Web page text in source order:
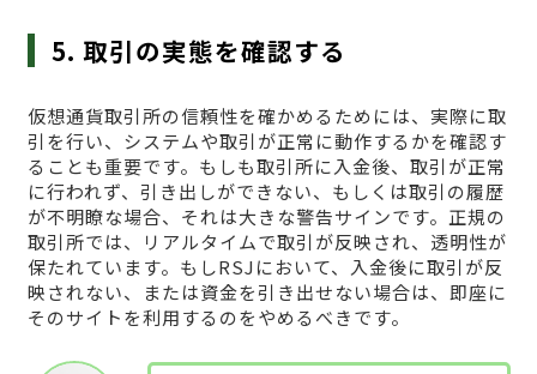
5. 取引の実態を確認する
仮想通貨取引所の信頼性を確かめるためには、実際に取
引を行い、システムや取引が正常に動作するかを確認す
ることも重要です。もしも取引所に入金後、取引が正常
に行われず、引き出しができない、もしくは取引の履歴
が不明瞭な場合、それは大きな警告サインです。正規の
取引所では、リアルタイムで取引が反映され、透明性が
保たれています。もしRSJにおいて、入金後に取引が反
映されない、または資金を引き出せない場合は、即座に
そのサイトを利用するのをやめるべきです。